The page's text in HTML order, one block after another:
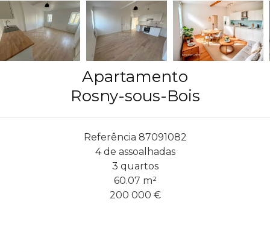
Apartamento
Rosny-sous-Bois
Referência 87091082
4 de assoalhadas
3 quartos
60.07 m²
200 000 €